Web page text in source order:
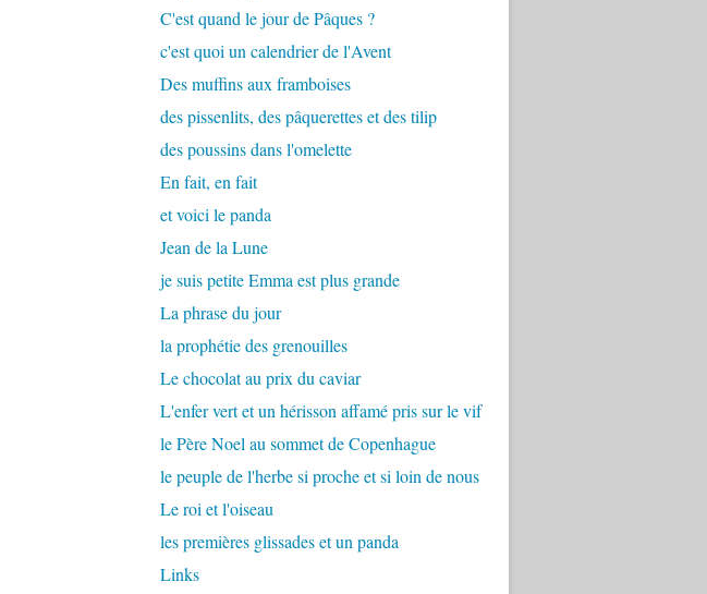
C'est quand le jour de Pâques ?
c'est quoi un calendrier de l'Avent
Des muffins aux framboises
des pissenlits, des pâquerettes et des tilip
des poussins dans l'omelette
En fait, en fait
et voici le panda
Jean de la Lune
je suis petite Emma est plus grande
La phrase du jour
la prophétie des grenouilles
Le chocolat au prix du caviar
L'enfer vert et un hérisson affamé pris sur le vif
le Père Noel au sommet de Copenhague
le peuple de l'herbe si proche et si loin de nous
Le roi et l'oiseau
les premières glissades et un panda
Links